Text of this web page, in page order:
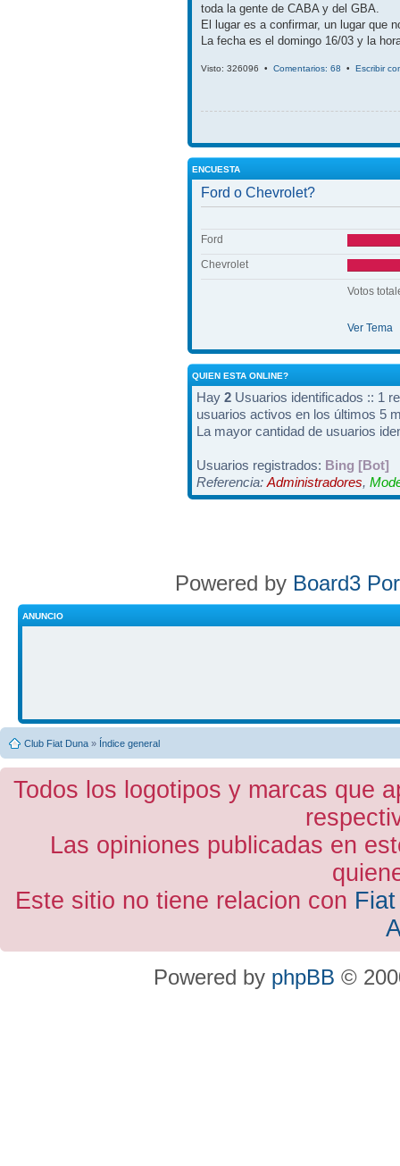
toda la gente de CABA y del GBA.
El lugar es a confirmar, un lugar que
La fecha es el domingo 16/03 y la
Visto: 326096 • Comentarios: 68 • Escribir
ENCUESTA
Ford o Chevrolet?
Ford
Chevrolet
Votos
Ver Tema
QUIEN ESTA ONLINE?
Hay 2 Usuarios identificados :: 1
usuarios activos en los últimos 5
La mayor cantidad de usuarios
Usuarios registrados: Bing [Bot]
Referencia: Administradores,
Powered by Board3
ANUNCIO
Club Fiat Duna » Índice general
Todos los logotipos y marcas que
Las opiniones publicadas en
Este sitio no tiene relacion con
Powered by phpBB ©